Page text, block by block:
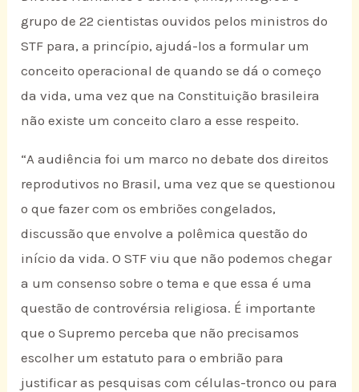
grupo de 22 cientistas ouvidos pelos ministros do
STF para, a princípio, ajudá-los a formular um
conceito operacional de quando se dá o começo
da vida, uma vez que na Constituição brasileira
não existe um conceito claro a esse respeito.
“A audiência foi um marco no debate dos direitos
reprodutivos no Brasil, uma vez que se questionou
o que fazer com os embriões congelados,
discussão que envolve a polêmica questão do
início da vida. O STF viu que não podemos chegar
a um consenso sobre o tema e que essa é uma
questão de controvérsia religiosa. É importante
que o Supremo perceba que não precisamos
escolher um estatuto para o embrião para
justificar as pesquisas com células-tronco ou para